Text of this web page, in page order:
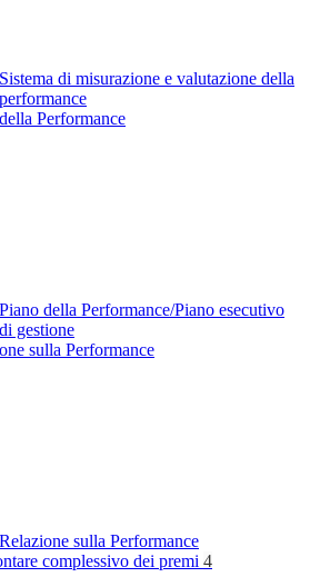
Sistema di misurazione e valutazione della
performance
Performance
Piano della Performance/Piano esecutivo
di gestione
sulla Performance
Relazione sulla Performance
complessivo dei premi 4